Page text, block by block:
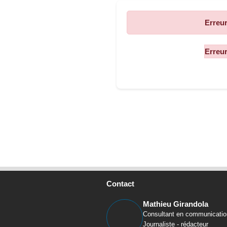
Contact
Mathieu Girandola
Consultant en
Journaliste - rédacteur